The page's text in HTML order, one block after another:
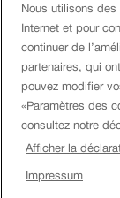
Médias
Entreprise
Mention
Impressum
Nous utilisons
Internet et pour
continuer de
partenaires, qui
pouvez modifier
«Paramètres des
consultez notre
Afficher la
Impressum